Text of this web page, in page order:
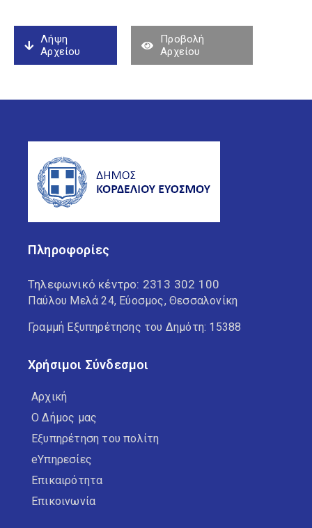
Λήψη
Αρχείου
Προβολή
Αρχείου
Πληροφορίες
Τηλεφωνικό κέντρο: 2313 302 100
Παύλου Μελά 24, Εύοσμος, Θεσσαλονίκη
Γραμμή Εξυπηρέτησης του Δημότη: 15388
Χρήσιμοι Σύνδεσμοι
Αρχική
Ο Δήμος μας
Εξυπηρέτηση του πολίτη
eΥπηρεσίες
Επικαιρότητα
Επικοινωνία